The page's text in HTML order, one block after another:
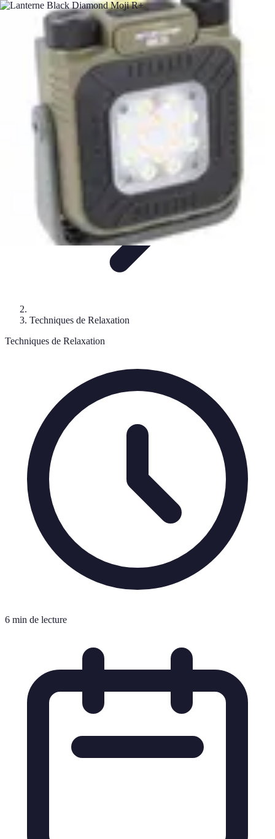
Relaxations Rapides
Techniques de RelaxationConseils PratiquesRoutine
Technologie Routines
Relaxations Rapides
Techniques de Relaxation
Techniques de Relaxation
6 min de lecture